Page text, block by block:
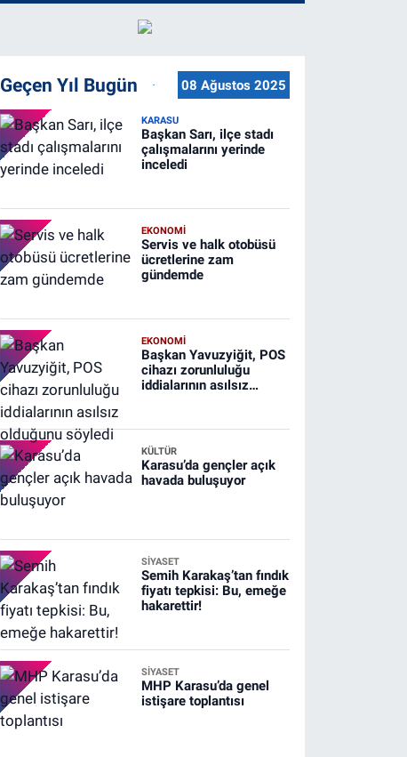
Geçen Yıl Bugün 08 Ağustos 2025
KARASU
Başkan Sarı, ilçe stadı
çalışmalarını yerinde
inceledi
EKONOMİ
Servis ve halk otobüsü
ücretlerine zam
gündemde
EKONOMİ
Başkan Yavuzyiğit, POS
cihazı zorunluluğu
iddialarının asılsız
KÜLTÜR
Karasu’da gençler açık
havada buluşuyor
SİYASET
Semih Karakaş’tan fındık
fiyatı tepkisi: Bu, emeğe
hakarettir!
SİYASET
MHP Karasu’da genel
istişare toplantısı